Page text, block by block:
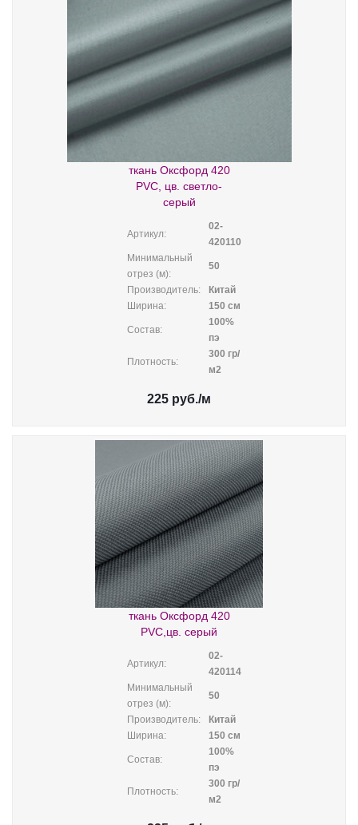
ткань Оксфорд 420
PVC, цв. светло-
серый
Артикул:
02-
420110
Минимальный
отрез (м):
50
Производитель:
Китай
Ширина:
150 см
Состав:
100%
пэ
Плотность:
300 гр/
м2
225 руб./м
ткань Оксфорд 420
PVC,цв. серый
Артикул:
02-
420114
Минимальный
отрез (м):
50
Производитель:
Китай
Ширина:
150 см
Состав:
100%
пэ
Плотность:
300 гр/
м2